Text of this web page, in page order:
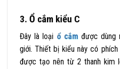
3. Ổ cắm kiểu C
Đây là loại ổ cắmđược dùng
giới. Thiết bị kiểu này có
được tạo nên từ 2 thanh kim